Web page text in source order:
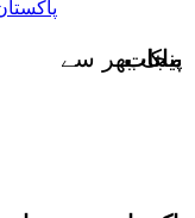
ملک بھر سے
پنجاب
بیانات